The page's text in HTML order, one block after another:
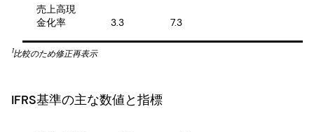
売上高現
金化率
3.3 7.3
1比較のため修正再表示
IFRS基準の主な数値と指標